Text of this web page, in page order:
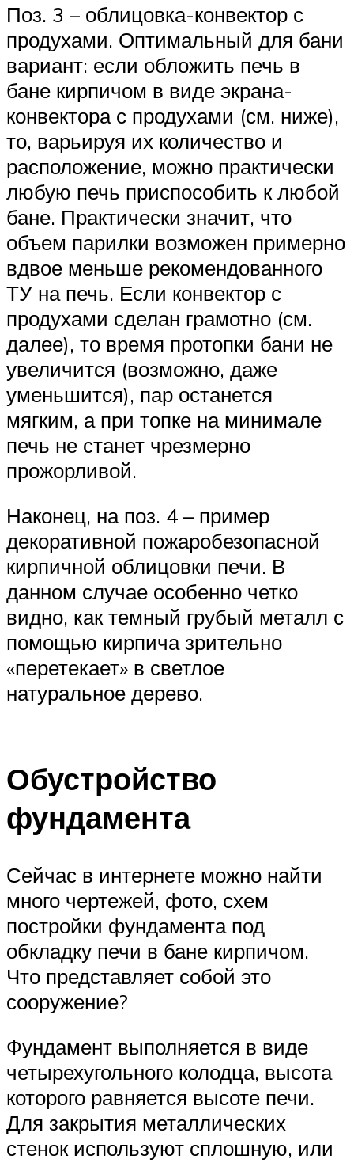
Поз. 3 – облицовка-конвектор с
продухами. Оптимальный для бани
вариант: если обложить печь в
бане кирпичом в виде экрана-
конвектора с продухами (см. ниже),
то, варьируя их количество и
расположение, можно практически
любую печь приспособить к любой
бане. Практически значит, что
объем парилки возможен примерно
вдвое меньше рекомендованного
ТУ на печь. Если конвектор с
продухами сделан грамотно (см.
далее), то время протопки бани не
увеличится (возможно, даже
уменьшится), пар останется
мягким, а при топке на минимале
печь не станет чрезмерно
прожорливой.
Наконец, на поз. 4 – пример
декоративной пожаробезопасной
кирпичной облицовки печи. В
данном случае особенно четко
видно, как темный грубый металл с
помощью кирпича зрительно
«перетекает» в светлое
натуральное дерево.
Обустройство
фундамента
Сейчас в интернете можно найти
много чертежей, фото, схем
постройки фундамента под
обкладку печи в бане кирпичом.
Что представляет собой это
сооружение?
Фундамент выполняется в виде
четырехугольного колодца, высота
которого равняется высоте печи.
Для закрытия металлических
стенок используют сплошную, или